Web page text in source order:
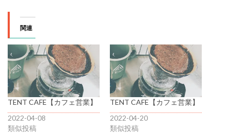
関連
TENT CAFE【カフェ営業】
2022-04-08
類似投稿
TENT CAFE【カフェ営業】
2022-04-20
類似投稿